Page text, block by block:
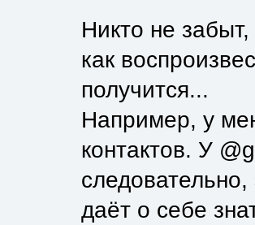
Никто не
как
получится...
Например, у
контактов. У
даёт о себе